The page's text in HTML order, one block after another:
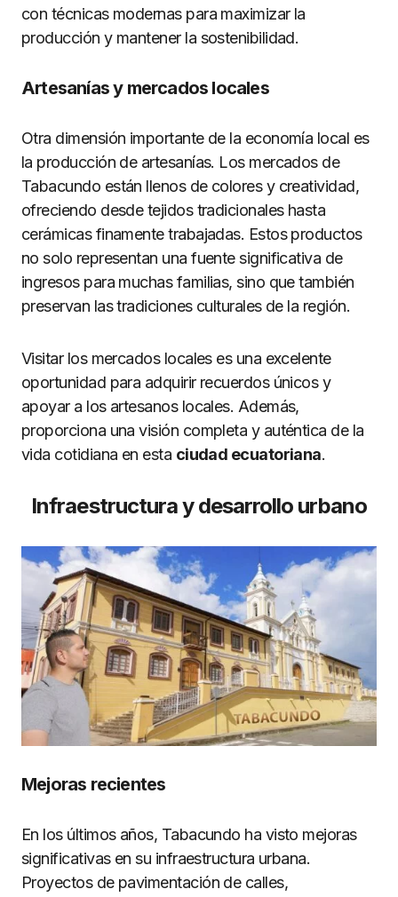
con técnicas modernas para maximizar la
producción y mantener la sostenibilidad.
Artesanías y mercados locales
Otra dimensión importante de la economía local es
la producción de artesanías. Los mercados de
Tabacundo están llenos de colores y creatividad,
ofreciendo desde tejidos tradicionales hasta
cerámicas finamente trabajadas. Estos productos
no solo representan una fuente significativa de
ingresos para muchas familias, sino que también
preservan las tradiciones culturales de la región.
Visitar los mercados locales es una excelente
oportunidad para adquirir recuerdos únicos y
apoyar a los artesanos locales. Además,
proporciona una visión completa y auténtica de la
vida cotidiana en esta ciudad ecuatoriana.
Infraestructura y desarrollo urbano
Mejoras recientes
En los últimos años, Tabacundo ha visto mejoras
significativas en su infraestructura urbana.
Proyectos de pavimentación de calles,